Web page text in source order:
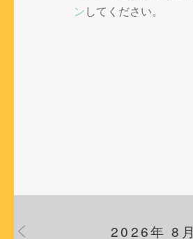
ンしてください。
2026年 8月